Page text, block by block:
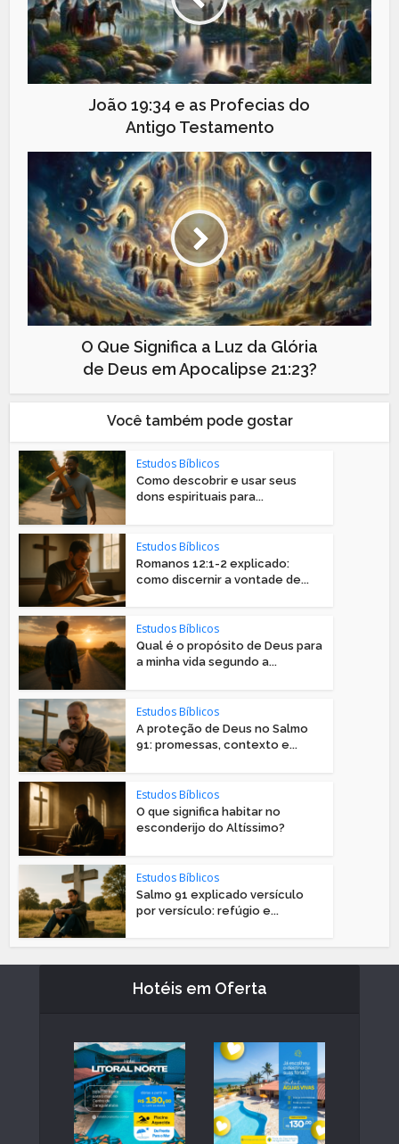
João 19:34 e as Profecias do
Antigo Testamento
O Que Significa a Luz da Glória
de Deus em Apocalipse 21:23?
Você também pode gostar
Estudos Bíblicos
Como descobrir e usar seus
dons espirituais para...
Estudos Bíblicos
Romanos 12:1-2 explicado:
como discernir a vontade de...
Estudos Bíblicos
Qual é o propósito de Deus para
a minha vida segundo a...
Estudos Bíblicos
A proteção de Deus no Salmo
91: promessas, contexto e...
Estudos Bíblicos
O que significa habitar no
esconderijo do Altíssimo?
Estudos Bíblicos
Salmo 91 explicado versículo
por versículo: refúgio e...
Hotéis em Oferta